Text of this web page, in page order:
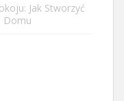
Jak Stworzyć
Domu